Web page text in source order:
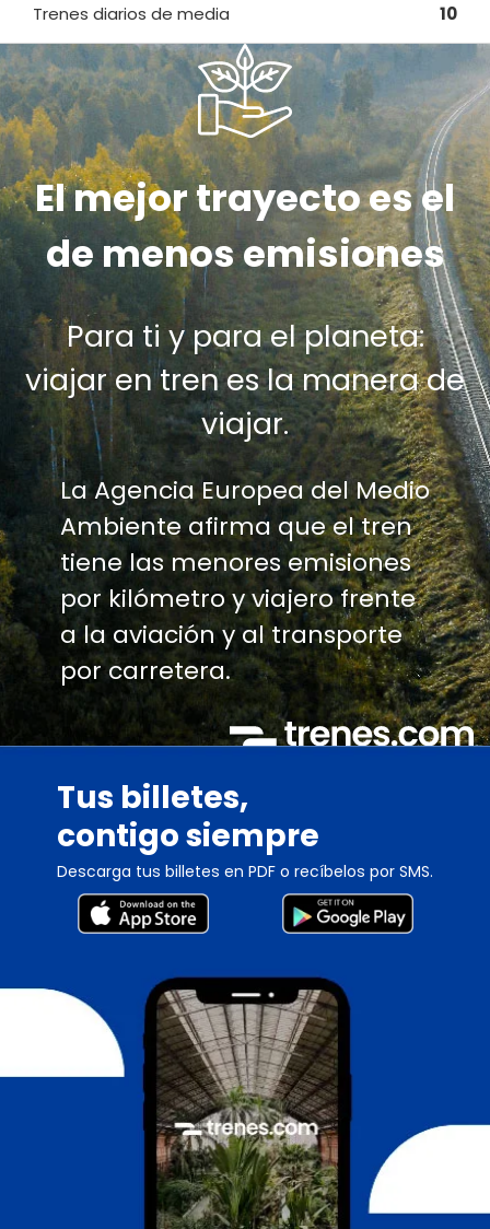
Trenes diarios de media 10
El mejor trayecto es el
de menos emisiones
Para ti y para el planeta:
viajar en tren es la manera de
viajar.
La Agencia Europea del Medio
Ambiente afirma que el tren
tiene las menores emisiones
por kilómetro y viajero frente
a la aviación y al transporte
por carretera.
Tus billetes,
contigo siempre
Descarga tus billetes en PDF o recíbelos por SMS.